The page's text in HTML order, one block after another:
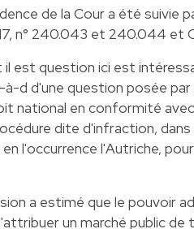
de la Cour a été suivie
n° 240.043 et 240.044 et
est question ici est
à-d d'une question posée
national en conformité
dite d'infraction,
l'occurrence l'Autriche,
a estimé que le pouvoir
un marché public de